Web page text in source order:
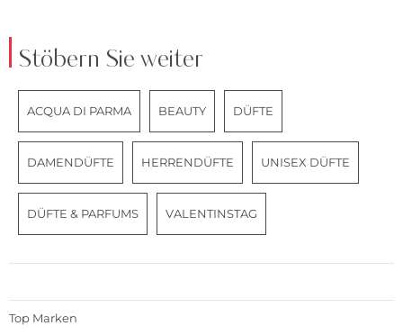
Stöbern Sie weiter
ACQUA DI PARMA BEAUTY DÜFTE
DAMENDÜFTE HERRENDÜFTE UNISEX DÜFTE
DÜFTE & PARFUMS VALENTINSTAG
Top Marken